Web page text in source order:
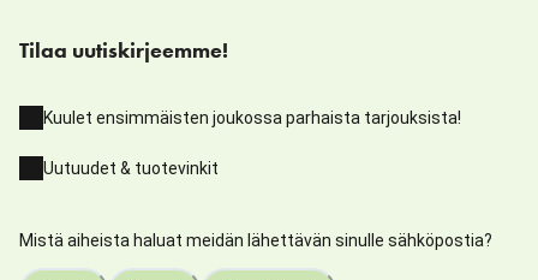
Tilaa uutiskirjeemme!
Kuulet ensimmäisten joukossa parhaista tarjouksista!
Uutuudet & tuotevinkit
Mistä aiheista haluat meidän lähettävän sinulle sähköpostia?